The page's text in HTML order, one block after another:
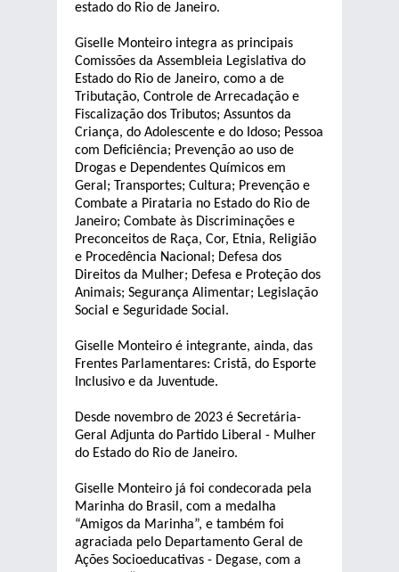
estado do Rio de Janeiro.
Giselle Monteiro integra as principais
Comissões da Assembleia Legislativa do
Estado do Rio de Janeiro, como a de
Tributação, Controle de Arrecadação e
Fiscalização dos Tributos; Assuntos da
Criança, do Adolescente e do Idoso; Pessoa
com Deficiência; Prevenção ao uso de
Drogas e Dependentes Químicos em
Geral; Transportes; Cultura; Prevenção e
Combate a Pirataria no Estado do Rio de
Janeiro; Combate às Discriminações e
Preconceitos de Raça, Cor, Etnia, Religião
e Procedência Nacional; Defesa dos
Direitos da Mulher; Defesa e Proteção dos
Animais; Segurança Alimentar; Legislação
Social e Seguridade Social.
Giselle Monteiro é integrante, ainda, das
Frentes Parlamentares: Cristã, do Esporte
Inclusivo e da Juventude.
Desde novembro de 2023 é Secretária-
Geral Adjunta do Partido Liberal - Mulher
do Estado do Rio de Janeiro.
Giselle Monteiro já foi condecorada pela
Marinha do Brasil, com a medalha
“Amigos da Marinha”, e também foi
agraciada pelo Departamento Geral de
Ações Socioeducativas - Degase, com a